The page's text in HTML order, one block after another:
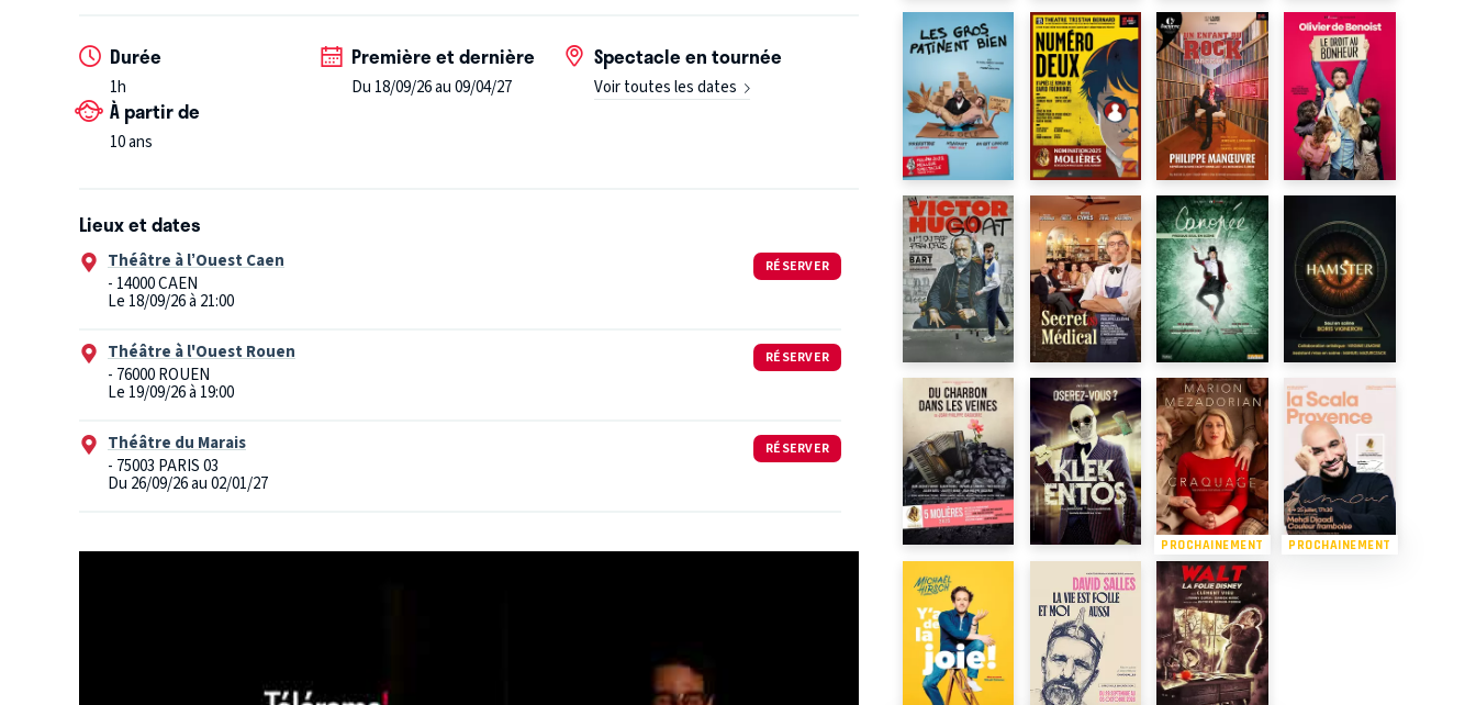
Durée
1h
Première et dernière
Du 18/09/26 au 09/04/27
Spectacle en tournée
Voir toutes les dates
À partir de
10 ans
Lieux et dates
Théâtre à l’Ouest Caen
- 14000 CAEN
Le 18/09/26 à 21:00
RÉSERVER
Théâtre à l'Ouest Rouen
- 76000 ROUEN
Le 19/09/26 à 19:00
RÉSERVER
Théâtre du Marais
- 75003 PARIS 03
Du 26/09/26 au 02/01/27
RÉSERVER
- 53000 LAVAL
PROCHAINEMENT PROCHAINEMENT